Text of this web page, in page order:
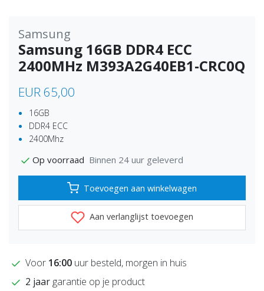
Samsung
Samsung 16GB DDR4 ECC
2400MHz M393A2G40EB1-CRC0Q
EUR 65,00
16GB
DDR4 ECC
2400Mhz
Op voorraad Binnen 24 uur geleverd
Toevoegen aan winkelwagen
Aan verlanglijst toevoegen
Voor 16:00 uur besteld, morgen in huis
2 jaargarantie op je product